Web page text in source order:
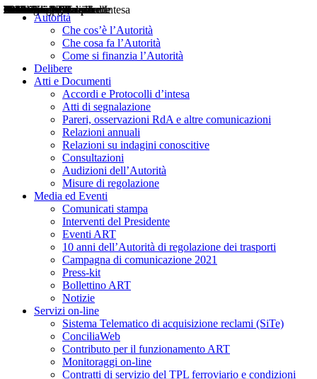
Autorità
Che cos’è l’Autorità
Che cosa fa l’Autorità
Come si finanzia l’Autorità
Delibere
Atti e Documenti
Accordi e Protocolli d’intesa
Atti di segnalazione
Pareri, osservazioni RdA e altre comunicazioni
Relazioni annuali
Relazioni su indagini conoscitive
Consultazioni
Audizioni dell’Autorità
Misure di regolazione
Media ed Eventi
Comunicati stampa
Interventi del Presidente
Eventi ART
10 anni dell’Autorità di regolazione dei trasporti
Campagna di comunicazione 2021
Press-kit
Bollettino ART
Notizie
Servizi on-line
Sistema Telematico di acquisizione reclami (SiTe)
ConciliaWeb
Contributo per il funzionamento ART
Monitoraggi on-line
Contratti di servizio del TPL ferroviario e condizioni
Delibere
Pareri
Consultazioni
Audizioni
Atti di Segnalazione
Accordi e Protocolli d'Intesa
Relazioni annuali
Misure di regolazione
Notizie
Comunicati Stampa
Bollettini ART
Convegni ART
Interviste del Presidente
Articoli in primo piano
Interventi del Presidente
2004
2005
2010
2013
2014
2015
2016
2017
2018
2019
202
2020
2021
2022
2023
2024
2025
2026
Aereo
Marittimo
Terrestre